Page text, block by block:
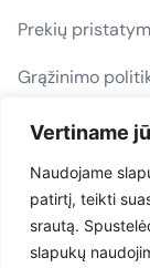
Vertiname
Naudojame
patirtį, teikti
srautą.
slapukų
Prekių
Grąžinimo
D. U. K.
Sekite mus
© Copyright 2026